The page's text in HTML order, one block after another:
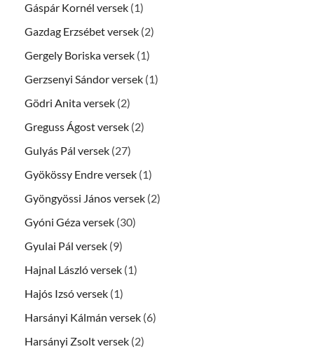
Gáspár Kornél versek (1)
Gazdag Erzsébet versek (2)
Gergely Boriska versek (1)
Gerzsenyi Sándor versek (1)
Gödri Anita versek (2)
Greguss Ágost versek (2)
Gulyás Pál versek (27)
Gyökössy Endre versek (1)
Gyöngyössi János versek (2)
Gyóni Géza versek (30)
Gyulai Pál versek (9)
Hajnal László versek (1)
Hajós Izsó versek (1)
Harsányi Kálmán versek (6)
Harsányi Zsolt versek (2)